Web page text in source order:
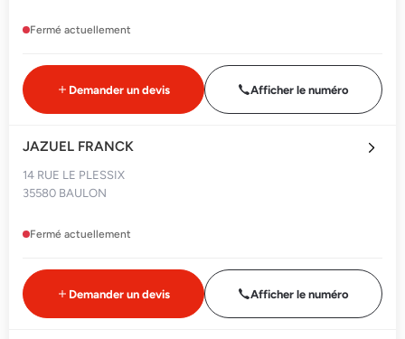
Fermé actuellement
Demander un devis Afficher le numéro
JAZUEL FRANCK
14 RUE LE PLESSIX
35580 BAULON
Fermé actuellement
Demander un devis Afficher le numéro